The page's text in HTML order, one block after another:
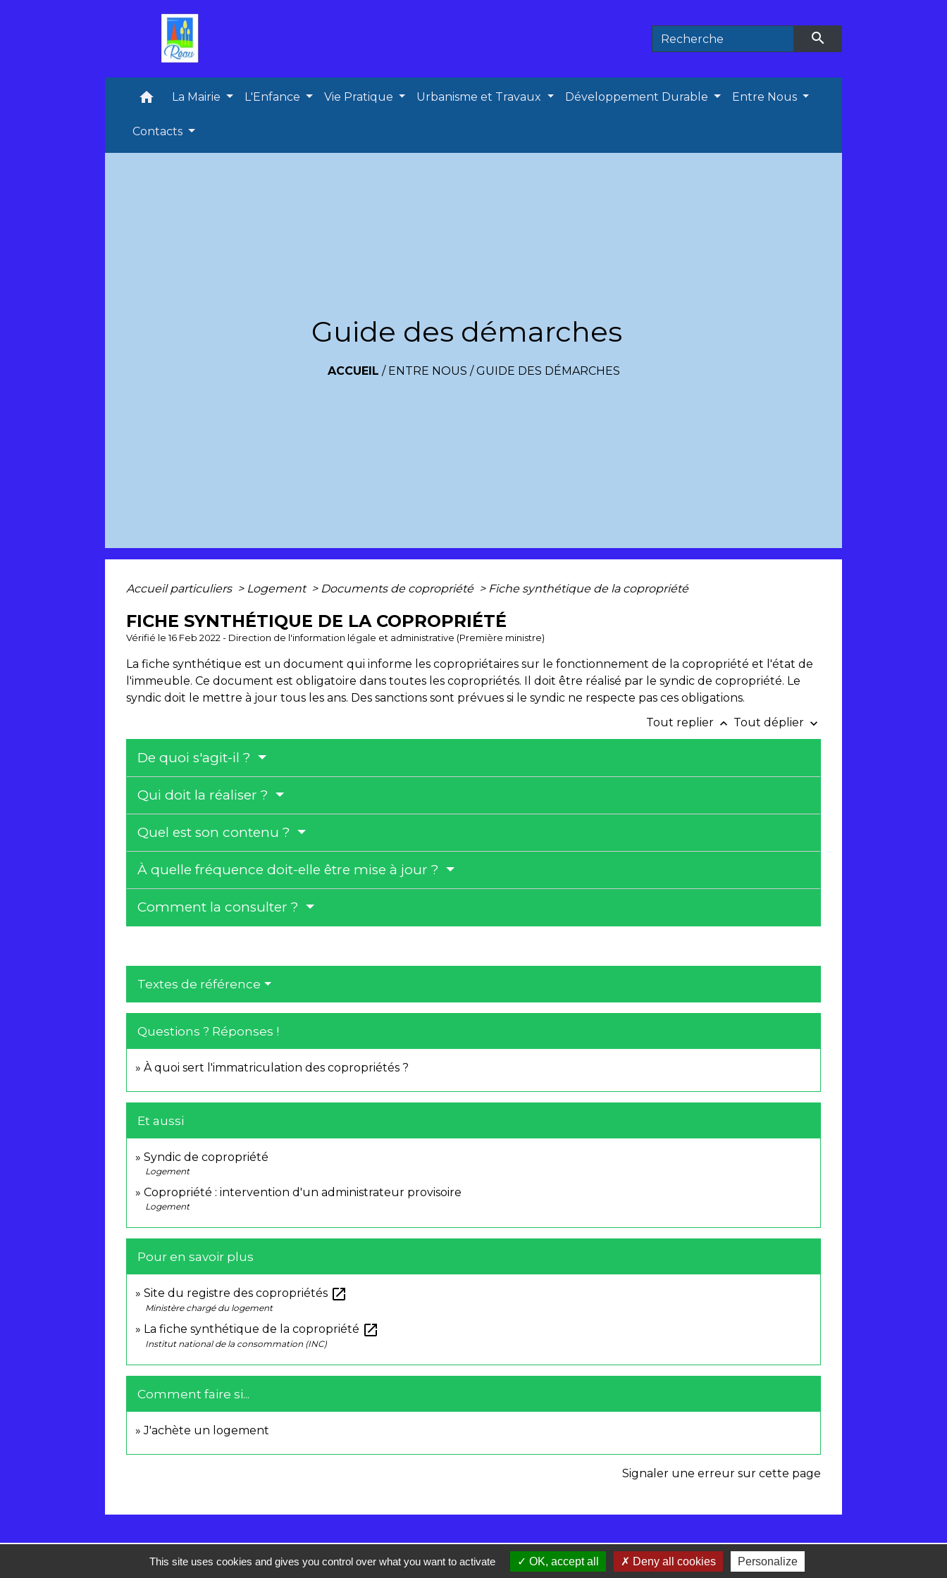
search
home La Mairie L'Enfance Vie Pratique Urbanisme et Travaux Développement Durable Entre Nous
Contacts
Guide des démarches
ACCUEIL / ENTRE NOUS /GUIDE DES DÉMARCHES
Accueil particuliers > Logement > Documents de copropriété > Fiche synthétique de la copropriété
FICHE SYNTHÉTIQUE DE LA COPROPRIÉTÉ
Vérifié le 16 Feb 2022 - Direction de l'information légale et administrative (Première ministre)
La fiche synthétique est un document qui informe les copropriétaires sur le fonctionnement de la copropriété et l'état de
l'immeuble. Ce document est obligatoire dans toutes les copropriétés. Il doit être réalisé par le syndic de copropriété. Le
syndic doit le mettre à jour tous les ans. Des sanctions sont prévues si le syndic ne respecte pas ces obligations.
Tout replier keyboard_arrow_up Tout déplier keyboard_arrow_down
De quoi s'agit-il ?
Qui doit la réaliser ?
Quel est son contenu ?
À quelle fréquence doit-elle être mise à jour ?
Comment la consulter ?
Textes de référence
Questions ? Réponses !
À quoi sert l'immatriculation des copropriétés ?
Et aussi
Syndic de copropriété
Logement
Copropriété : intervention d'un administrateur provisoire
Logement
Pour en savoir plus
Site du registre des copropriétés open_in_new
Ministère chargé du logement
La fiche synthétique de la copropriété open_in_new
Institut national de la consommation (INC)
Comment faire si...
J'achète un logement
Signaler une erreur sur cette page
This site uses cookies and gives you control over what you want to activate OK, accept all Deny all cookies Personalize